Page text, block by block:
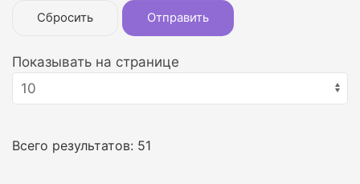
Сбросить Отправить
Показывать на странице
Всего результатов: 51